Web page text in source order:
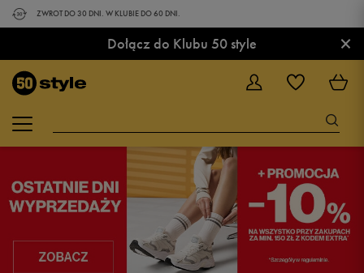
ZWROT DO 30 DNI. W KLUBIE DO 60 DNI.
Dołącz do Klubu 50 style ×